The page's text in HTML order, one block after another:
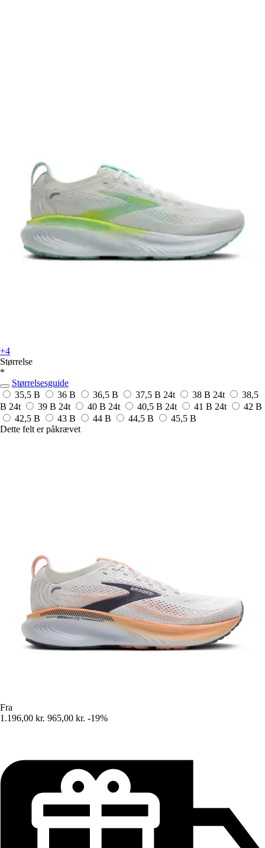
+4
Størrelse
*
Størrelsesguide
35,5 B
36 B 36,5 B 37,5 B 24t 38 B 24t
38,5
B 24t 39 B 24t 40 B 24t 40,5 B 24t 41 B 24t
42 B
42,5 B
43 B 44 B 44,5 B
45,5 B
Dette felt er påkrævet
Fra
1.196,00 kr. 965,00 kr. -19%